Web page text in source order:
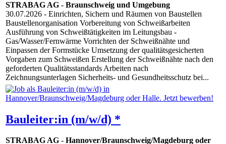
STRABAG AG - Braunschweig und Umgebung
30.07.2026 - Einrichten, Sichern und Räumen von Baustellen
Baustellenorganisation Vorbereitung von Schweißarbeiten
Ausführung von Schweißtätigkeiten im Leitungsbau -
Gas/Wasser/Fernwärme Vorrichten der Schweißnähte und
Einpassen der Formstücke Umsetzung der qualitätsgesicherten
Vorgaben zum Schweißen Erstellung der Schweißnähte nach den
geforderten Qualitätsstandards Arbeiten nach
Zeichnungsunterlagen Sicherheits- und Gesundheitsschutz bei...
Bauleiter:in (m/w/d) *
STRABAG AG - Hannover/Braunschweig/Magdeburg oder